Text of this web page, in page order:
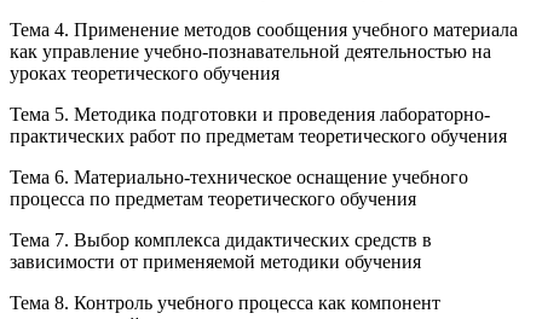
Тема 4. Применение методов сообщения учебного материала
как управление учебно-познавательной деятельностью на
уроках теоретического обучения
Тема 5. Методика подготовки и проведения лабораторно-
практических работ по предметам теоретического обучения
Тема 6. Материально-техническое оснащение учебного
процесса по предметам теоретического обучения
Тема 7. Выбор комплекса дидактических средств в
зависимости от применяемой методики обучения
Тема 8. Контроль учебного процесса как компонент